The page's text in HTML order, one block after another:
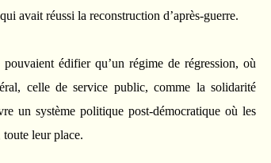
avait réussi la reconstruction d’après-guerre.
édifier qu’un régime de régression, où
celle de service public, comme la solidarité
un système politique post-démocratique où les
toute leur place.